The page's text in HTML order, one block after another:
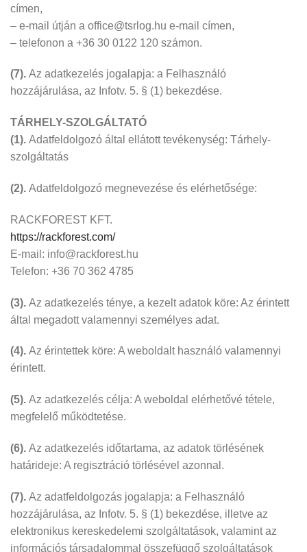
címen,
– e-mail útján a office@tsrlog.hu e-mail címen,
– telefonon a +36 30 0122 120 számon.
(7). Az adatkezelés jogalapja: a Felhasználó
hozzájárulása, az Infotv. 5. § (1) bekezdése.
TÁRHELY-SZOLGÁLTATÓ
(1). Adatfeldolgozó által ellátott tevékenység: Tárhely-
szolgáltatás
(2). Adatfeldolgozó megnevezése és elérhetősége:
RACKFOREST KFT.
https://rackforest.com/
E-mail: info@rackforest.hu
Telefon: +36 70 362 4785
(3). Az adatkezelés ténye, a kezelt adatok köre: Az érintett
által megadott valamennyi személyes adat.
(4). Az érintettek köre: A weboldalt használó valamennyi
érintett.
(5). Az adatkezelés célja: A weboldal elérhetővé tétele,
megfelelő működtetése.
(6). Az adatkezelés időtartama, az adatok törlésének
határideje: A regisztráció törlésével azonnal.
(7). Az adatfeldolgozás jogalapja: a Felhasználó
hozzájárulása, az Infotv. 5. § (1) bekezdése, illetve az
elektronikus kereskedelemi szolgáltatások, valamint az
információs társadalommal összefüggő szolgáltatások